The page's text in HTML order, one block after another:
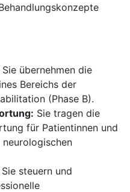
Sie übernehmen die
Bereichs der
(Phase B).
Sie tragen die
für Patientinnen und
Sie steuern und